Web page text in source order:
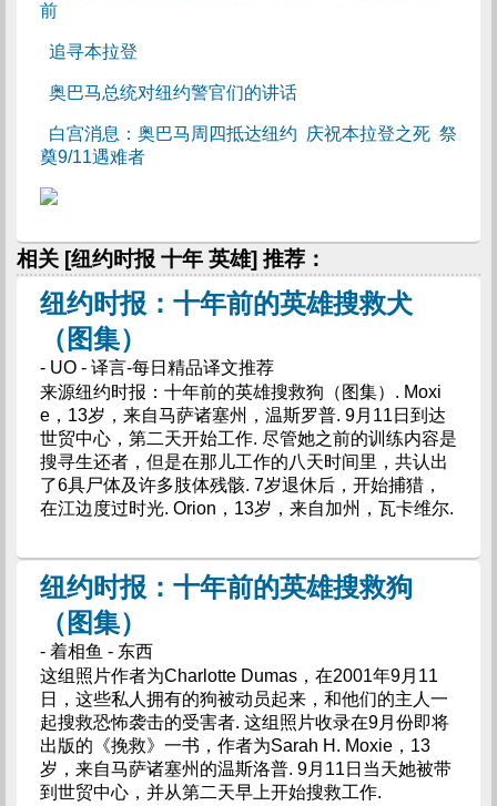
前
追寻本拉登
奥巴马总统对纽约警官们的讲话
白宫消息：奥巴马周四抵达纽约 庆祝本拉登之死 祭
奠9/11遇难者
相关 [纽约时报 十年 英雄] 推荐：
纽约时报：十年前的英雄搜救犬
（图集）
- UO - 译言-每日精品译文推荐
来源纽约时报：十年前的英雄搜救狗（图集）. Moxi
e，13岁，来自马萨诸塞州，温斯罗普. 9月11日到达
世贸中心，第二天开始工作. 尽管她之前的训练内容是
搜寻生还者，但是在那儿工作的八天时间里，共认出
了6具尸体及许多肢体残骸. 7岁退休后，开始捕猎，
在江边度过时光. Orion，13岁，来自加州，瓦卡维尔.
纽约时报：十年前的英雄搜救狗
（图集）
- 着相鱼 - 东西
这组照片作者为Charlotte Dumas，在2001年9月11
日，这些私人拥有的狗被动员起来，和他们的主人一
起搜救恐怖袭击的受害者. 这组照片收录在9月份即将
出版的《挽救》一书，作者为Sarah H. Moxie，13
岁，来自马萨诸塞州的温斯洛普. 9月11日当天她被带
到世贸中心，并从第二天早上开始搜救工作.